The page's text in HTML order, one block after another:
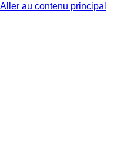
Aller au contenu principal